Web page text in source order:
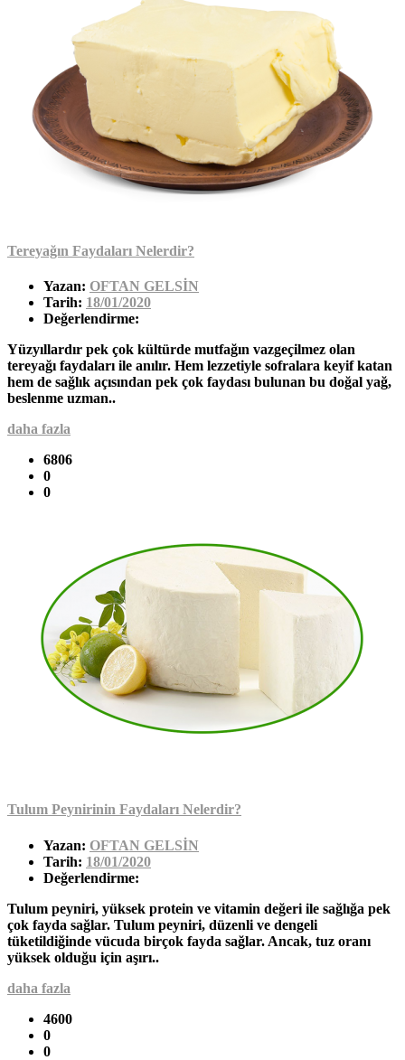
Tereyağın Faydaları Nelerdir?
Yazan: OFTAN GELSİN
Tarih: 18/01/2020
Değerlendirme:
Yüzyıllardır pek çok kültürde mutfağın vazgeçilmez olan
tereyağı faydaları ile anılır. Hem lezzetiyle sofralara keyif katan
hem de sağlık açısından pek çok faydası bulunan bu doğal yağ,
beslenme uzman..
daha fazla
6806
0
0
Tulum Peynirinin Faydaları Nelerdir?
Yazan: OFTAN GELSİN
Tarih: 18/01/2020
Değerlendirme:
Tulum peyniri, yüksek protein ve vitamin değeri ile sağlığa pek
çok fayda sağlar. Tulum peyniri, düzenli ve dengeli
tüketildiğinde vücuda birçok fayda sağlar. Ancak, tuz oranı
yüksek olduğu için aşırı..
daha fazla
4600
0
0